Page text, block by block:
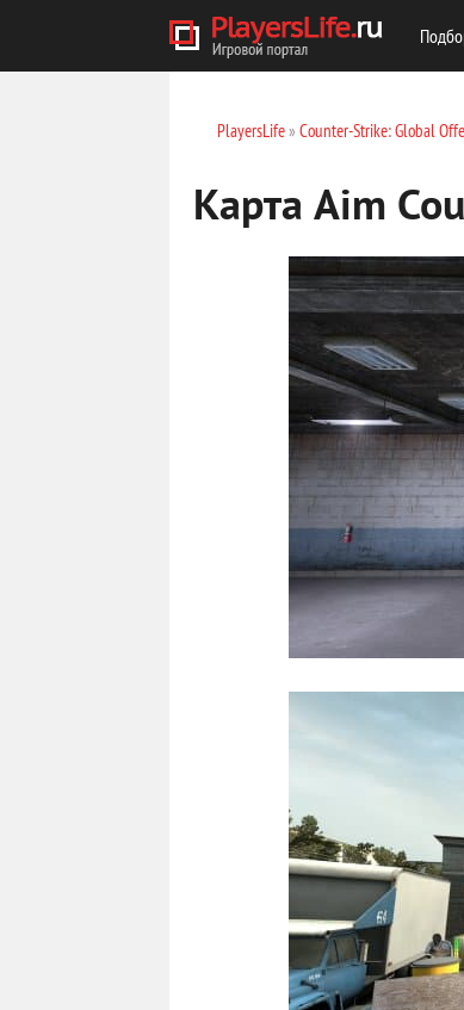
PlayersLife» Counter-Strike: Global
Карта Aim